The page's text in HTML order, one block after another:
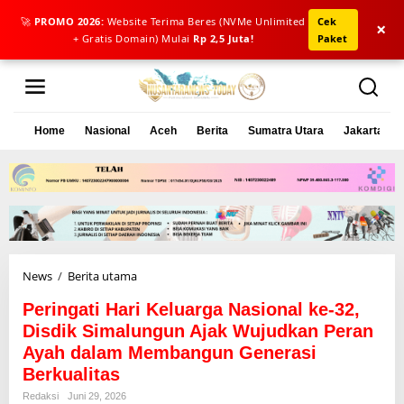
🚀 PROMO 2026: Website Terima Beres (NVMe Unlimited
+ Gratis Domain) Mulai Rp 2,5 Juta!
Cek
Paket
×
L
Home Nasional Aceh Berita Sumatra Utara Jakarta
News / Berita utama
r
i
n
g
Peringati Hari Keluarga Nasional ke-32,
Disdik Simalungun Ajak Wujudkan Peran
Ayah dalam Membangun Generasi
Berkualitas
Redaksi
Juni 29, 2026